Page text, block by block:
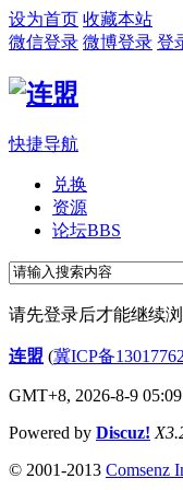
设为首页 收藏本站
微信登录 微博登录 登
快捷导航
兑换
资源
论坛BBS
请先登录后才能继续
连盟 (冀ICP备
GMT+8, 2026-8-9 05:09
Powered by Discuz!
© 2001-2013 Comsenz